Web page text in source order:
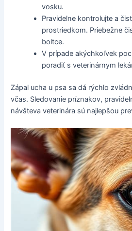
vosku.
Pravidelne kontrolujte a
prostriedkom. Priebežne
boltce.
V prípade akýchkoľvek
poradiť s veterinárnym
Zápal ucha u psa sa dá rýchlo
včas. Sledovanie príznakov,
návšteva veterinára sú najlepšou